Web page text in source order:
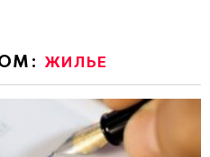
ЖИЛЬЕ